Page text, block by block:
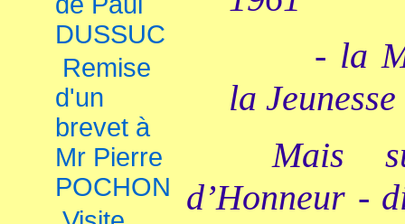
DUSSUC
Remise
d'un
brevet à
Mr Pierre
POCHON
- la
la
Mais
d’Honneur -